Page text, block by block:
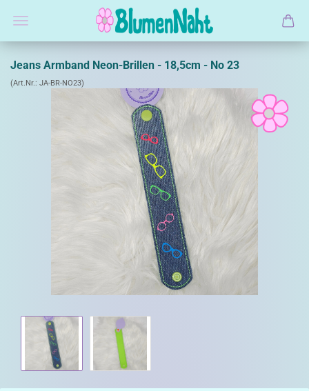
Jeans Armband Neon-Brillen - 18,5cm - No 23
(Art.Nr.: JA-BR-NO23)